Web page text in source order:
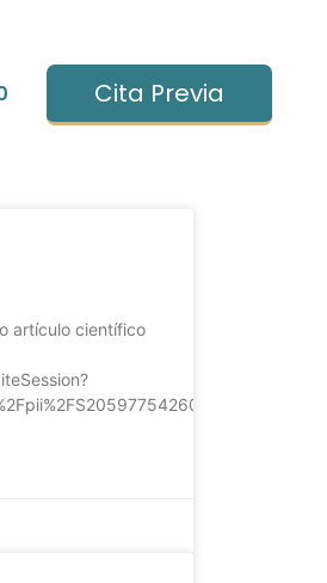
Cita Previa
artículo científico